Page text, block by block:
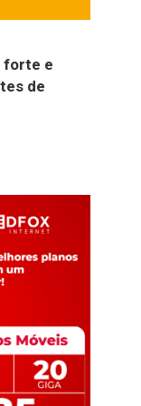
forte e
de